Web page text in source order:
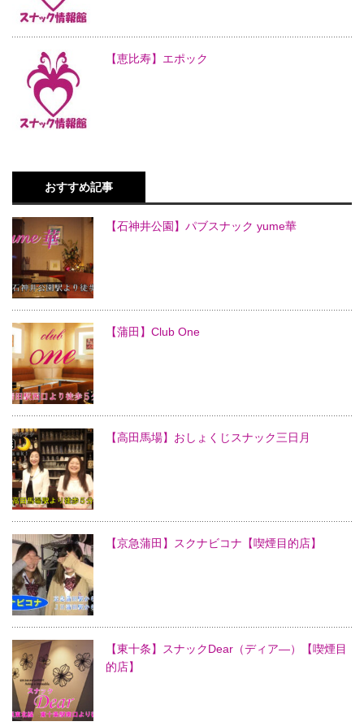
【恵比寿】エポック
おすすめ記事
【石神井公園】パブスナック yume華
【蒲田】Club One
【高田馬場】おしょくじスナック三日月
【京急蒲田】スクナビコナ【喫煙目的店】
【東十条】スナックDear（ディア―）【喫煙目
的店】